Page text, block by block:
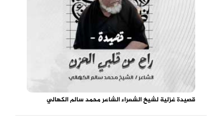
قصيدة غزلية لشيخ الشعراء الشاعر محمد سالم الكهالي